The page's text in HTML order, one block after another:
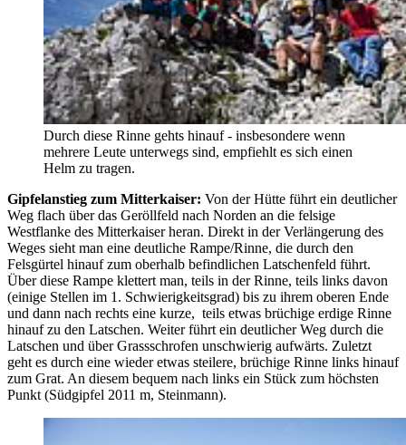
Durch diese Rinne gehts hinauf - insbesondere wenn
mehrere Leute unterwegs sind, empfiehlt es sich einen
Helm zu tragen.
Gipfelanstieg zum Mitterkaiser: Von der Hütte führt ein deutlicher
Weg flach über das Geröllfeld nach Norden an die felsige
Westflanke des Mitterkaiser heran. Direkt in der Verlängerung des
Weges sieht man eine deutliche Rampe/Rinne, die durch den
Felsgürtel hinauf zum oberhalb befindlichen Latschenfeld führt.
Über diese Rampe klettert man, teils in der Rinne, teils links davon
(einige Stellen im 1. Schwierigkeitsgrad) bis zu ihrem oberen Ende
und dann nach rechts eine kurze, teils etwas brüchige erdige Rinne
hinauf zu den Latschen. Weiter führt ein deutlicher Weg durch die
Latschen und über Grassschrofen unschwierig aufwärts. Zuletzt
geht es durch eine wieder etwas steilere, brüchige Rinne links hinauf
zum Grat. An diesem bequem nach links ein Stück zum höchsten
Punkt (Südgipfel 2011 m, Steinmann).